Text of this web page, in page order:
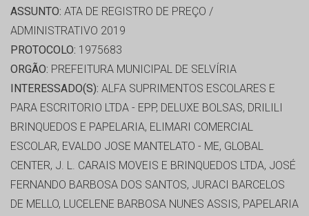
ASSUNTO: ATA DE REGISTRO DE PREÇO /
ADMINISTRATIVO 2019
PROTOCOLO: 1975683
ORGÃO: PREFEITURA MUNICIPAL DE SELVÍRIA
INTERESSADO(S): ALFA SUPRIMENTOS ESCOLARES E
PARA ESCRITORIO LTDA - EPP, DELUXE BOLSAS, DRILILI
BRINQUEDOS E PAPELARIA, ELIMARI COMERCIAL
ESCOLAR, EVALDO JOSE MANTELATO - ME, GLOBAL
CENTER, J. L. CARAIS MOVEIS E BRINQUEDOS LTDA, JOSÉ
FERNANDO BARBOSA DOS SANTOS, JURACI BARCELOS
DE MELLO, LUCELENE BARBOSA NUNES ASSIS, PAPELARIA